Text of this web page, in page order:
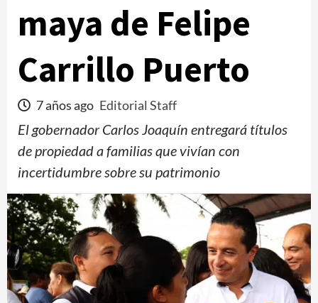
maya de Felipe
Carrillo Puerto
7 años ago Editorial Staff
El gobernador Carlos Joaquín entregará títulos
de propiedad a familias que vivían con
incertidumbre sobre su patrimonio